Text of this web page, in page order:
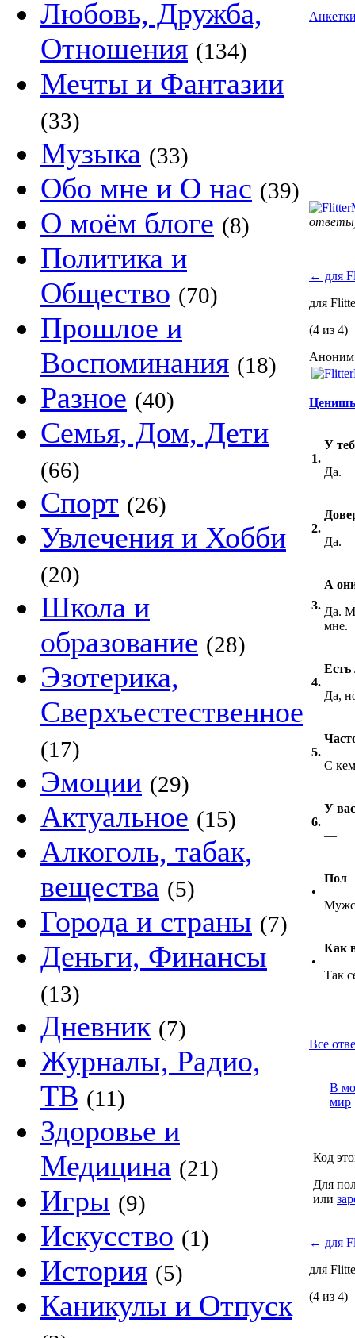
Любовь, Дружба,
Отношения (134)
Мечты и Фантазии
(33)
Музыка (33)
Обо мне и О нас (39)
О моём блоге (8)
Политика и
Общество (70)
Прошлое и
Воспоминания (18)
Разное (40)
Семья, Дом, Дети
(66)
Спорт (26)
Увлечения и Хобби
(20)
Школа и
образование (28)
Эзотерика,
Сверхъестественное
(17)
Эмоции (29)
Актуальное (15)
Алкоголь, табак,
вещества (5)
Города и страны (7)
Деньги, Финансы
(13)
Дневник (7)
Журналы, Радио,
ТВ (11)
Здоровье и
Медицина (21)
Игры (9)
Искусство (1)
История (5)
Каникулы и Отпуск
← для
для
(4 из 4)
Аноним
Ценишь
1.
У
Да.
2.
Да.
3.
А
Да.
мне.
4.
Есть
Да,
5.
С
6.
У
—
•
Пол
•
Как
Так
Все
В
мир
Код
Для
или
← для
для
(4 из 4)